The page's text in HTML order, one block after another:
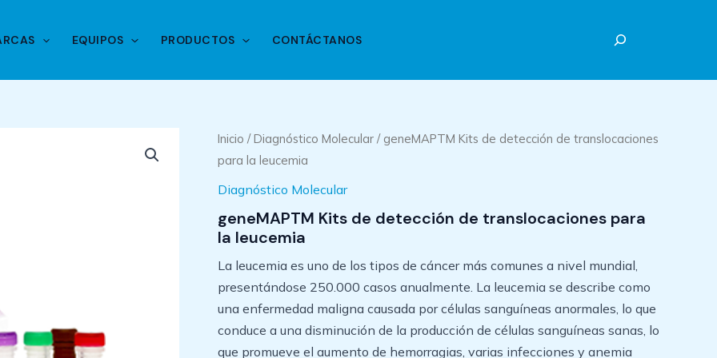
EQUIPOS PRODUCTOS CONTÁCTANOS
Inicio /Diagnóstico Molecular / geneMAPTM Kits de detección de translocaciones
para la leucemia
Diagnóstico Molecular
geneMAPTM Kits de detección de translocaciones para
la leucemia
La leucemia es uno de los tipos de cáncer más comunes a nivel mundial,
presentándose 250.000 casos anualmente. La leucemia se describe como
una enfermedad maligna causada por células sanguíneas anormales, lo que
conduce a una disminución de la producción de células sanguíneas sanas, lo
que promueve el aumento de hemorragias, varias infecciones y anemia